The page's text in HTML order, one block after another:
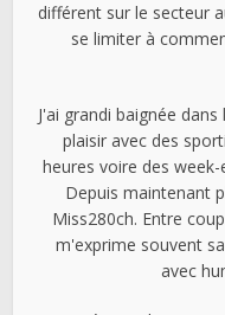
différent sur le secteur
se limiter à
J'ai grandi baignée
plaisir avec des
heures voire des
Depuis maintenant
Miss280ch. Entre
m'exprime souvent
avec